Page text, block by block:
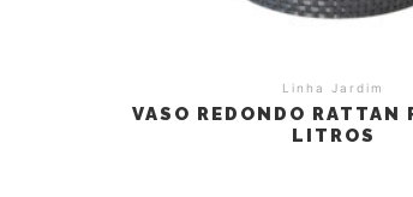
Linha Jardim
VASO REDONDO RATTAN
LITROS